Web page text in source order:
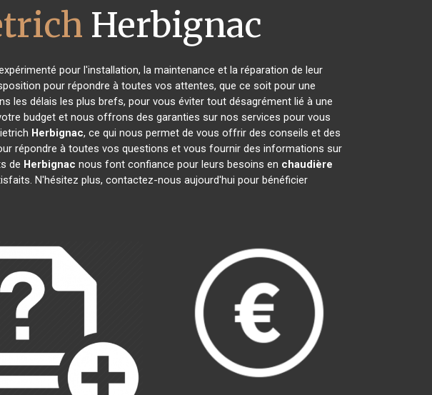
Herbignac
pour l'installation, la maintenance et la réparation de leur
pour répondre à toutes vos attentes, que ce soit pour une
les délais les plus brefs, pour vous éviter tout désagrément lié à une
budget et nous offrons des garanties sur nos services pour vous
Herbignac, ce qui nous permet de vous offrir des conseils et des
répondre à toutes vos questions et vous fournir des informations sur
de Herbignac nous font confiance pour leurs besoins en chaudière
N'hésitez plus, contactez-nous aujourd'hui pour bénéficier